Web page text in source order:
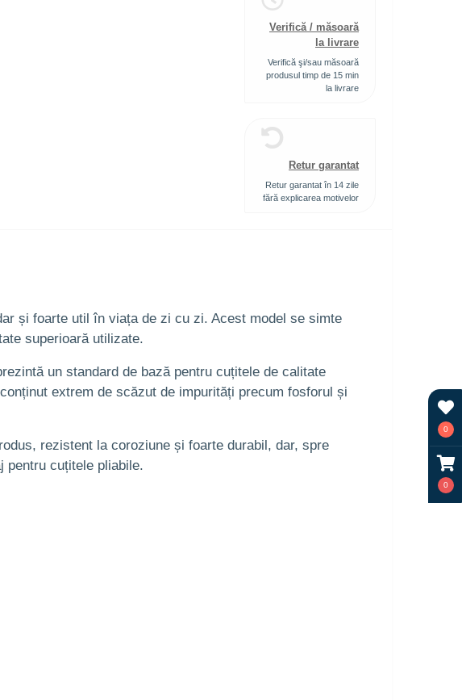
0
0
Verifică / măsoară
la livrare
Verifică şi/sau măsoară
produsul timp de 15 min
la livrare
Retur garantat
Retur garantat în 14 zile
fără explicarea motivelor
și foarte util în viața de zi cu zi. Acest model se simte
superioară utilizate.
un standard de bază pentru cuțitele de calitate
extrem de scăzut de impurități precum fosforul și
rezistent la coroziune și foarte durabil, dar, spre
pentru cuțitele pliabile.